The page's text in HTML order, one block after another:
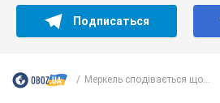
Подписаться
Меркель сподівається що...